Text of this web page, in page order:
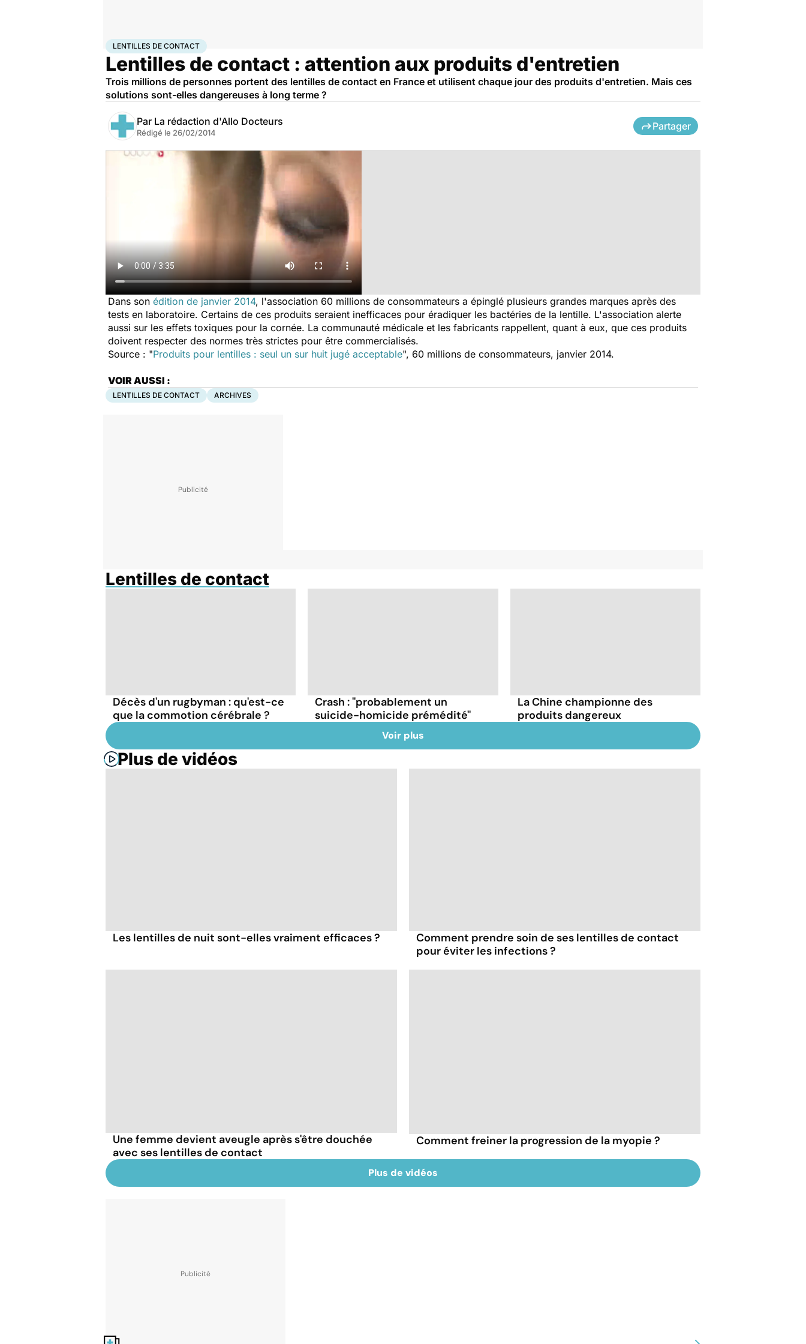
AccueilSanté Lentilles de contact
LENTILLES DE CONTACT
Lentilles de contact : attention aux produits d'entretien
Trois millions de personnes portent des lentilles de contact en France et utilisent chaque jour des produits d'entretien. Mais ces
solutions sont-elles dangereuses à long terme ?
Par La rédaction d'Allo Docteurs
Rédigé le 26/02/2014
Partager
Dans son édition de janvier 2014, l'association 60 millions de consommateurs a épinglé plusieurs grandes marques après des
tests en laboratoire. Certains de ces produits seraient inefficaces pour éradiquer les bactéries de la lentille. L'association alerte
aussi sur les effets toxiques pour la cornée. La communauté médicale et les fabricants rappellent, quant à eux, que ces produits
doivent respecter des normes très strictes pour être commercialisés.
Source : "Produits pour lentilles : seul un sur huit jugé acceptable", 60 millions de consommateurs, janvier 2014.
VOIR AUSSI :
LENTILLES DE CONTACT ARCHIVES
Lentilles de contact
Décès d'un rugbyman : qu'est-ce
que la commotion cérébrale ?
Crash : ''probablement un
suicide-homicide prémédité''
La Chine championne des
produits dangereux
Voir plus
Plus de vidéos
Les lentilles de nuit sont-elles vraiment efficaces ?
Comment prendre soin de ses lentilles de contact
pour éviter les infections ?
Une femme devient aveugle après s'être douchée
avec ses lentilles de contact
Comment freiner la progression de la myopie ?
Plus de vidéos